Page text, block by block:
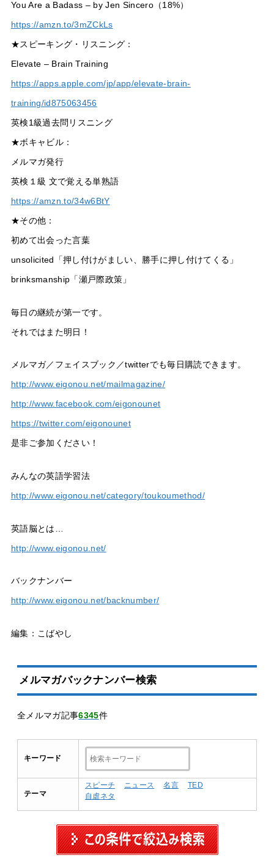
You Are a Badass – by Jen Sincero（18%）
https://amzn.to/3mZCkLs
★スピーキング・リスニング：
Elevate – Brain Training
https://apps.apple.com/jp/app/elevate-brain-
training/id875063456
英検1級過去問リスニング
★ボキャビル：
メルマガ発行
英検１級 文で覚える単熟語
https://amzn.to/34w6BtY
★その他：
初めて出会った言葉
unsolicited「押し付けがましい、勝手に押し付けてくる」
brinksmanship「瀬戸際政策」
毎日の継続が第一です。
それではまた明日！
メルマガ／フェイスブック／twitterでも毎日購読できます。
http://www.eigonou.net/mailmagazine/
http://www.facebook.com/eigonounet
https://twitter.com/eigonounet
是非ご参加ください！
みんなの英語学習法
http://www.eigonou.net/category/toukoumethod/
英語脳とは…
http://www.eigonou.net/
バックナンバー
http://www.eigonou.net/backnumber/
編集：こばやし
メルマガバックナンバー検索
全メルマガ記事6345件
キーワード
テーマ
スピーチ ニュース 名言
TED
自虐ネタ